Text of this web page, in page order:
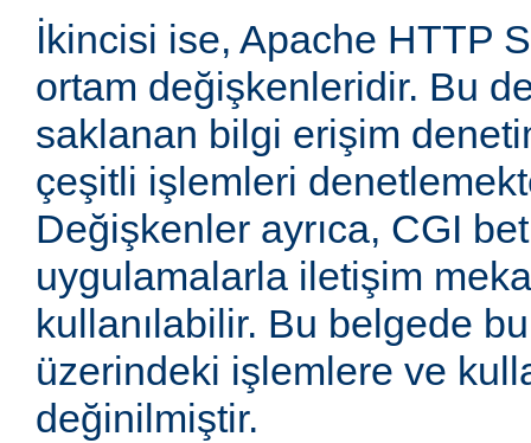
İkincisi ise, Apache HTTP
ortam değişkenleridir. Bu
saklanan bilgi erişim
çeşitli işlemleri
Değişkenler ayrıca, CGI
uygulamalarla iletişim
kullanılabilir. Bu belgede
üzerindeki işlemlere ve
değinilmiştir.